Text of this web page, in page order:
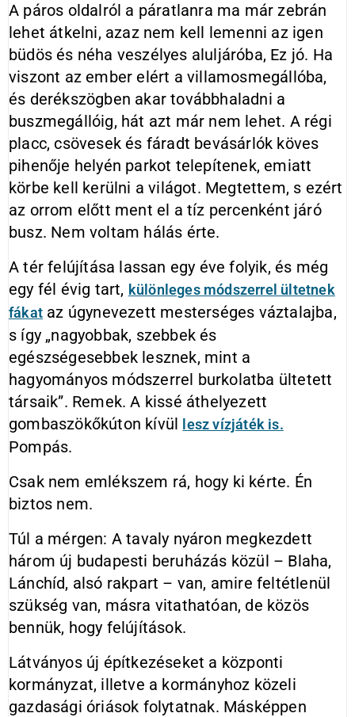
A páros oldalról a páratlanra ma már zebrán
lehet átkelni, azaz nem kell lemenni az igen
büdös és néha veszélyes aluljáróba, Ez jó. Ha
viszont az ember elért a villamosmegállóba,
és derékszögben akar továbbhaladni a
buszmegállóig, hát azt már nem lehet. A régi
placc, csövesek és fáradt bevásárlók köves
pihenője helyén parkot telepítenek, emiatt
körbe kell kerülni a világot. Megtettem, s ezért
az orrom előtt ment el a tíz percenként járó
busz. Nem voltam hálás érte.
A tér felújítása lassan egy éve folyik, és még
egy fél évig tart, különleges módszerrel ültetnek
fákat az úgynevezett mesterséges váztalajba,
s így „nagyobbak, szebbek és
egészségesebbek lesznek, mint a
hagyományos módszerrel burkolatba ültetett
társaik”. Remek. A kissé áthelyezett
gombaszökőkúton kívül lesz vízjáték is.
Pompás.
Csak nem emlékszem rá, hogy ki kérte. Én
biztos nem.
Túl a mérgen: A tavaly nyáron megkezdett
három új budapesti beruházás közül – Blaha,
Lánchíd, alsó rakpart – van, amire feltétlenül
szükség van, másra vitathatóan, de közös
bennük, hogy felújítások.
Látványos új építkezéseket a központi
kormányzat, illetve a kormányhoz közeli
gazdasági óriások folytatnak. Másképpen